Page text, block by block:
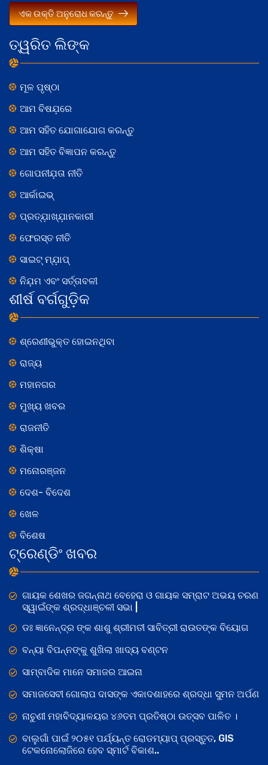
ତ୍ୱରିତ ଲିଙ୍କ
ମୂଳ ପୃଷ୍ଠା
ଆମ ବିଷଯ଼ରେ
ଆମ ସହିତ ଯୋଗାଯୋଗ କରନ୍ତୁ
ଆମ ସହିତ ବିଜ୍ଞାପନ କରନ୍ତୁ
ଗୋପନୀଯ଼ତା ନୀତି
ଆର୍କାଇଭ୍
ପ୍ରତ୍ଯ଼ାଖ୍ଯ଼ାନକାରୀ
ଫେରସ୍ତ ନୀତି
ସାଇଟ୍ ମ୍ଯ଼ାପ୍
ନିଯ଼ମ ଏବଂ ସର୍ତ୍ତାବଳୀ
ଶୀର୍ଷ ବର୍ଗଗୁଡ଼ିକ
ଶ୍ରେଣୀଭୁକ୍ତ ହୋଇନଥିବା
ରାଜ୍ୟ
ମହାନଗର
ମୁଖ୍ୟ ଖବର
ରାଜନୀତି
ଶିକ୍ଷା
ମନୋରଞ୍ଜନ
ଦେଶ- ବିଦେଶ
ଖେଳ
ବିଶେଷ
ଟ୍ରେଣ୍ଡିଂ ଖବର
ଗାୟକ ଶେଖର ଜଗନ୍ନାଥ ବେହେରା ଓ ଗାୟକ ସମ୍ରାଟ ଅଭୟ ଚରଣ
ସ୍ୱାଇଁଙ୍କ ଶ୍ରଦ୍ଧାଞ୍ଚଳୀ ସଭା |
ଡଃ ଜ୍ଞାନେନ୍ଦ୍ର ଙ୍କ ଶାଶୁ ଶ୍ରୀମତୀ ସାବିତ୍ରୀ ରାଉତଙ୍କ ବିୟୋଗ
ବନ୍ୟା ବିପନ୍ନଙ୍କୁ ଶୁଖିଲା ଖାଦ୍ୟ ବଣ୍ଟନ
ସାମ୍ବାଦିକ ମାନେ ସମାଜର ଆଇନା
ସମାଜସେବୀ ଗୋଲାପ ଦାସଙ୍କ ଏକାଦଶାହରେ ଶ୍ରଦ୍ଧା ସୁମନ ଅର୍ପଣ
ନାଚୁଣୀ ମହାବିଦ୍ୟାଳୟର ୪୬ତମ ପ୍ରତିଷ୍ଠା ଉତ୍ସବ ପାଳିତ ।
ବାଲୁଗାଁ ପାଇଁ ୨୦୫୧ ପର୍ଯ୍ୟନ୍ତ ରୋଡମ୍ୟାପ୍ ପ୍ରସ୍ତୁତ, GIS
ଟେକନୋଲୋଜିରେ ହେବ ସ୍ମାର୍ଟ ବିକାଶ..
ଏକ ଉକ୍ତି ଅନୁରୋଧ କରନ୍ତୁ